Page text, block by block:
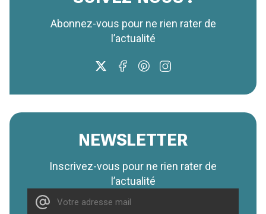
Abonnez-vous pour ne rien rater de
l’actualité
NEWSLETTER
Inscrivez-vous pour ne rien rater de
l’actualité